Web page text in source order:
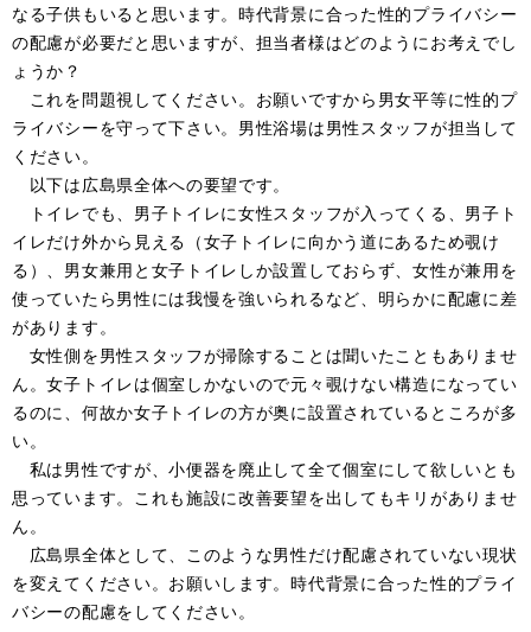
なる子供もいると思います。時代背景に合った性的プライバシー
の配慮が必要だと思いますが、担当者様はどのようにお考えでし
ょうか？
これを問題視してください。お願いですから男女平等に性的プ
ライバシーを守って下さい。男性浴場は男性スタッフが担当して
ください。
以下は広島県全体への要望です。
トイレでも、男子トイレに女性スタッフが入ってくる、男子ト
イレだけ外から見える（女子トイレに向かう道にあるため覗け
る）、男女兼用と女子トイレしか設置しておらず、女性が兼用を
使っていたら男性には我慢を強いられるなど、明らかに配慮に差
があります。
女性側を男性スタッフが掃除することは聞いたこともありませ
ん。女子トイレは個室しかないので元々覗けない構造になってい
るのに、何故か女子トイレの方が奥に設置されているところが多
い。
私は男性ですが、小便器を廃止して全て個室にして欲しいとも
思っています。これも施設に改善要望を出してもキリがありませ
ん。
広島県全体として、このような男性だけ配慮されていない現状
を変えてください。お願いします。時代背景に合った性的プライ
バシーの配慮をしてください。